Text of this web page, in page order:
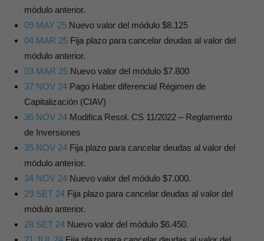
módulo anterior.
09 MAY 25 Nuevo valor del módulo $8.125
04 MAR 25 Fija plazo para cancelar deudas al valor del
módulo anterior.
03 MAR 25 Nuevo valor del módulo $7.800
37 NOV 24 Pago Haber diferencial Régimen de
Capitalización (CIAV)
36 NOV 24 Modifica Resol. CS 11/2022 – Reglamento
de Inversiones
35 NOV 24 Fija plazo para cancelar deudas al valor del
módulo anterior.
34 NOV 24 Nuevo valor del módulo $7.000.
29 SET 24 Fija plazo para cancelar deudas al valor del
módulo anterior.
28 SET 24 Nuevo valor del módulo $6.450.